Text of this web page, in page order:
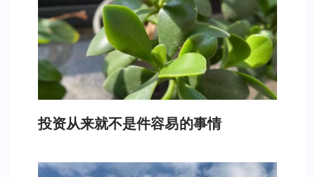
投资从来就不是件容易的事情